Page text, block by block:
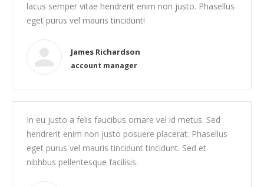
lacus semper vitae hendrerit enim non justo. Phasellus
eget purus vel mauris tincidunt!
James Richardson
account manager
In eu justo a felis faucibus ornare vel id metus. Sed
hendrerit enim non justo posuere placerat. Phasellus
eget purus vel mauris tincidunt tincidunt. Sed et
nibhbus pellentesque facilisis.